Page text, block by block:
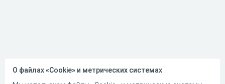
О файлах «Cookie» и метрических системах